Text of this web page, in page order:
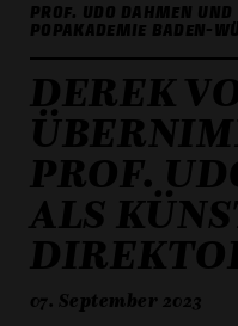
PROF. UDO DAHMEN
POPAKADEMIE BADEN-
DEREK
PROF.
ALS
07. September 2023